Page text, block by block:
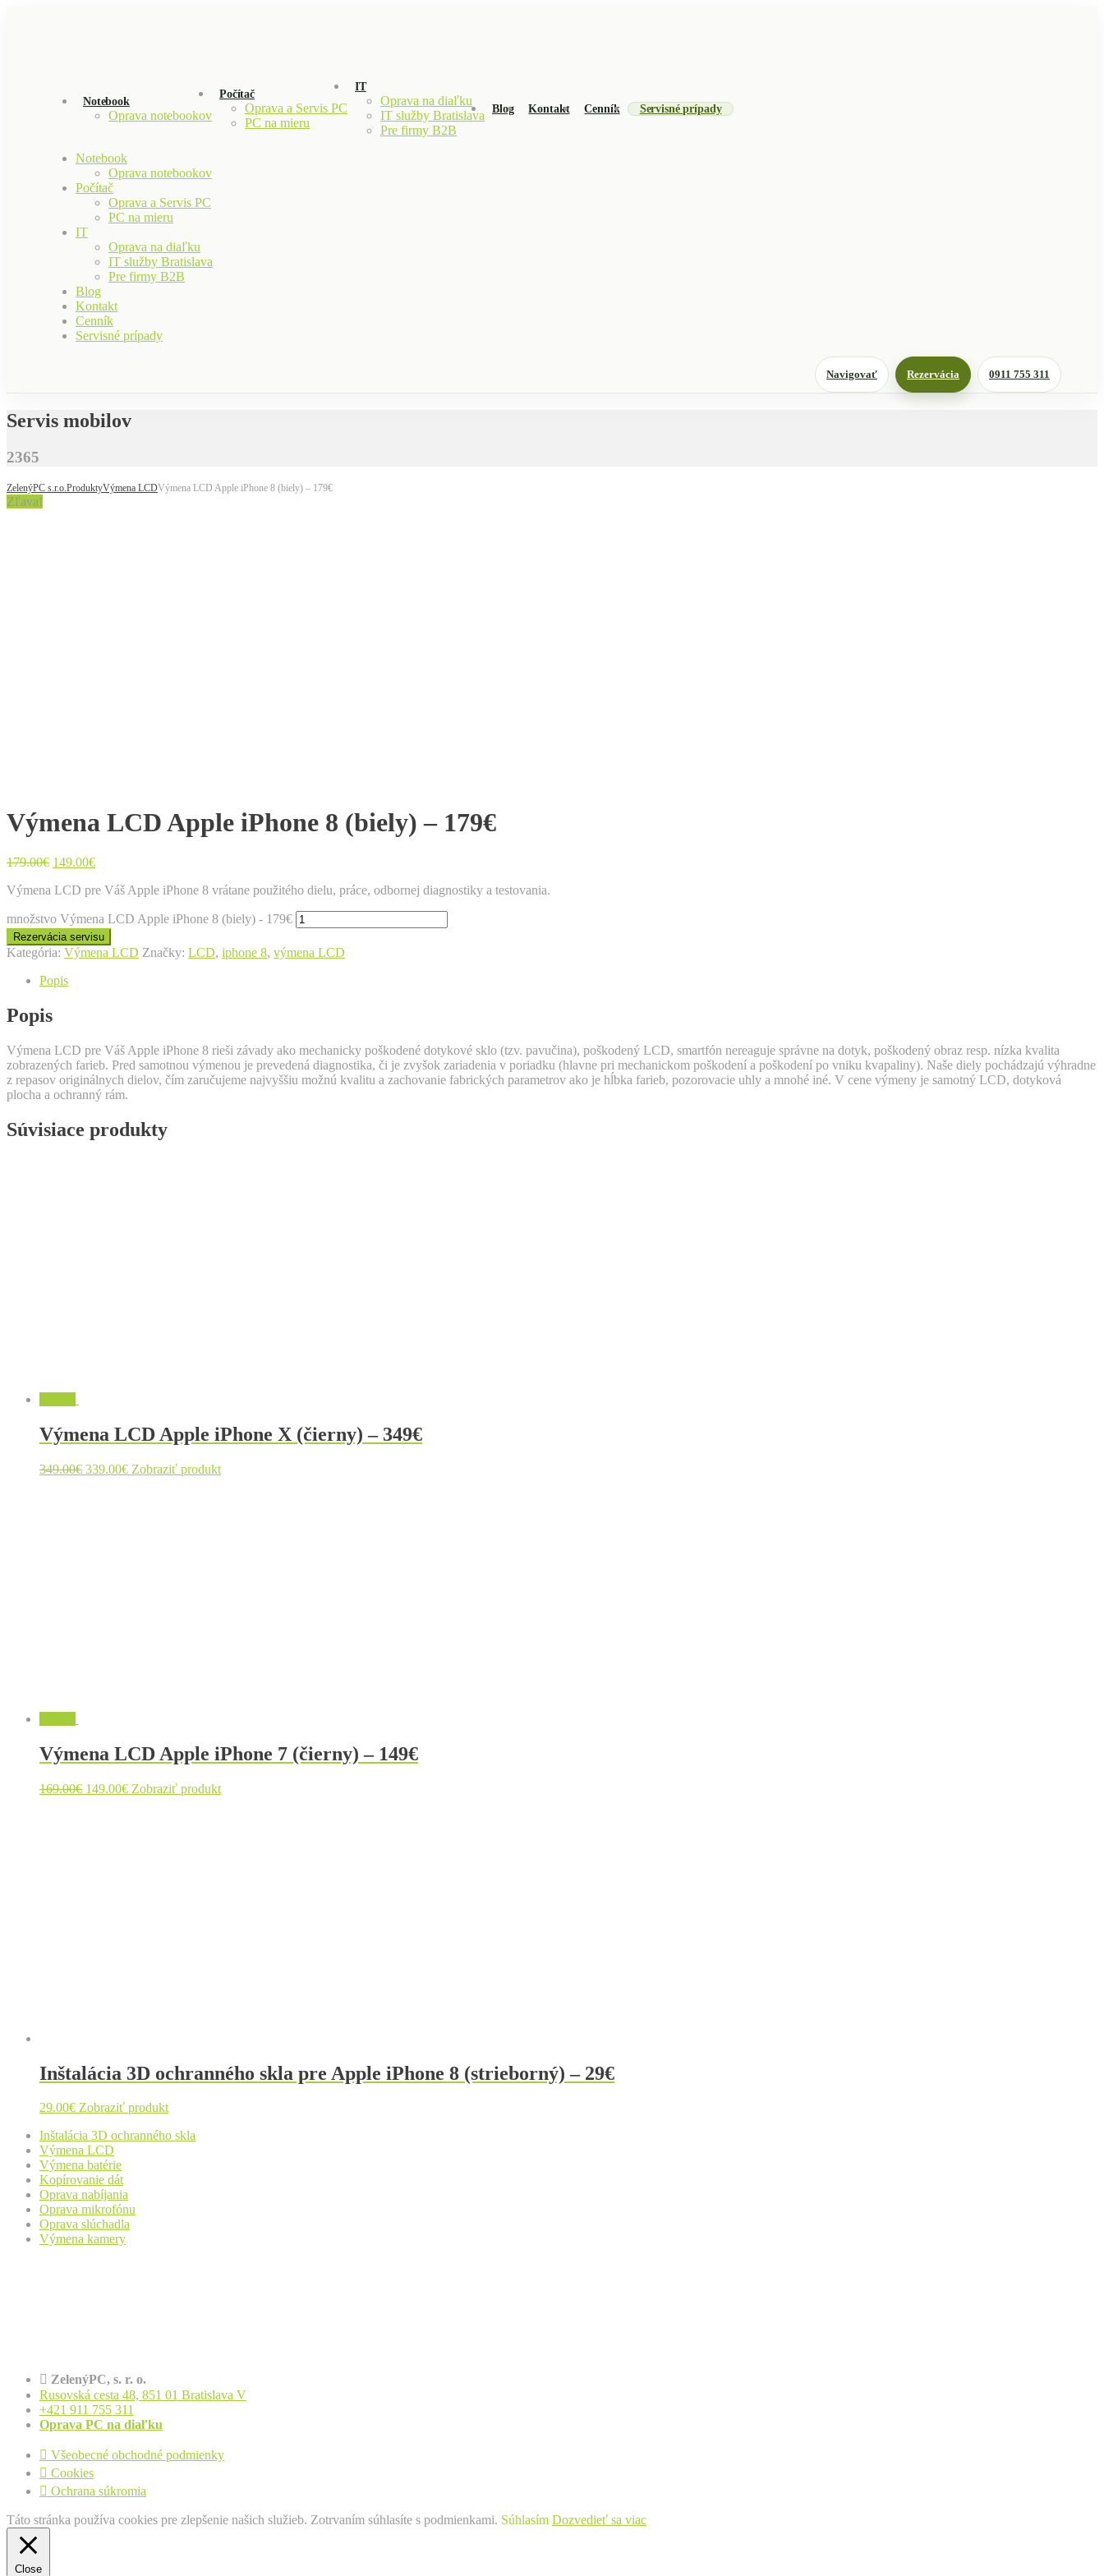
Notebook
Oprava notebookov
Počítač
Oprava a Servis PC
PC na mieru
IT
Oprava na diaľku
IT služby Bratislava
Pre firmy B2B
Blog Kontakt Cenník Servisné prípady
Notebook
Oprava notebookov
Počítač
Oprava a Servis PC
PC na mieru
IT
Oprava na diaľku
IT služby Bratislava
Pre firmy B2B
Blog
Kontakt
Cenník
Servisné prípady
Navigovať Rezervácia 0911 755 311
Servis mobilov
2365
ZelenýPC s.r.o. ProduktyVýmena LCDVýmena LCD Apple iPhone 8 (biely) – 179€
Zľava!
Výmena LCD Apple iPhone 8 (biely) – 179€
179.00€ 149.00€
Výmena LCD pre Váš Apple iPhone 8 vrátane použitého dielu, práce, odbornej diagnostiky a testovania.
množstvo Výmena LCD Apple iPhone 8 (biely) - 179€
Rezervácia servisu
Kategória: Výmena LCD Značky: LCD, iphone 8, výmena LCD
Popis
Popis
Výmena LCD pre Váš Apple iPhone 8 rieši závady ako mechanicky poškodené dotykové sklo (tzv. pavučina), poškodený LCD, smartfón nereaguje správne na dotyk, poškodený obraz resp. nízka kvalita
zobrazených farieb. Pred samotnou výmenou je prevedená diagnostika, či je zvyšok zariadenia v poriadku (hlavne pri mechanickom poškodení a poškodení po vniku kvapaliny). Naše diely pochádzajú výhradne
z repasov originálnych dielov, čím zaručujeme najvyššiu možnú kvalitu a zachovanie fabrických parametrov ako je hĺbka farieb, pozorovacie uhly a mnohé iné. V cene výmeny je samotný LCD, dotyková
plocha a ochranný rám.
Súvisiace produkty
Výmena LCD Apple iPhone X (čierny) – 349€
349.00€ 339.00€ Zobraziť produkt
Výmena LCD Apple iPhone 7 (čierny) – 149€
169.00€ 149.00€ Zobraziť produkt
Inštalácia 3D ochranného skla pre Apple iPhone 8 (strieborný) – 29€
29.00€ Zobraziť produkt
Inštalácia 3D ochranného skla
Výmena LCD
Výmena batérie
Kopírovanie dát
Oprava nabíjania
Oprava mikrofónu
Oprava slúchadla
Výmena kamery
ZelenýPC, s. r. o.
Rusovská cesta 48, 851 01 Bratislava V
+421 911 755 311
Oprava PC na diaľku
Všeobecné obchodné podmienky
Cookies
Ochrana súkromia
Táto stránka používa cookies pre zlepšenie našich služieb. Zotrvaním súhlasíte s podmienkami. Súhlasím Dozvedieť sa viac
Close